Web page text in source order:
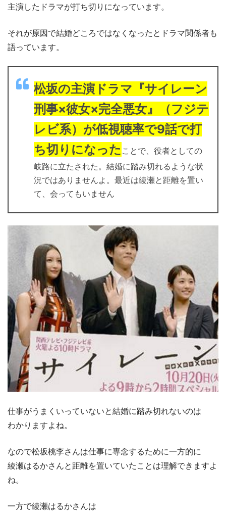
主演したドラマが打ち切りになっています。
それが原因で結婚どころではなくなったとドラマ関係者も
語っています。
松坂の主演ドラマ『サイレーン
刑事×彼女×完全悪女』（フジテ
レビ系）が低視聴率で9話で打
ち切りになった ことで、役者としての
岐路に立たされた。結婚に踏み切れるような状
況ではありませんよ。最近は綾瀬と距離を置い
て、会ってもいません
仕事がうまくいっていないと結婚に踏み切れないのは
わかりますよね。
なので松坂桃李さんは仕事に専念するために一方的に
綾瀬はるかさんと距離を置いていたことは理解できますよ
ね。
一方で綾瀬はるかさんは